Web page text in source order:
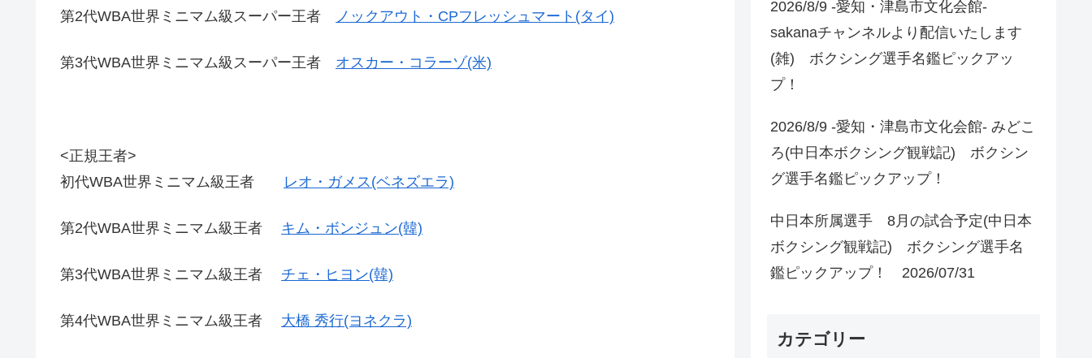
第2代WBA世界ミニマム級スーパー王者 ノックアウト・CPフレッシュマート(タイ)
第3代WBA世界ミニマム級スーパー王者 オスカー・コラーゾ(米)
<正規王者>
初代WBA世界ミニマム級王者 レオ・ガメス(ベネズエラ)
第2代WBA世界ミニマム級王者 キム・ボンジュン(韓)
第3代WBA世界ミニマム級王者 チェ・ヒヨン(韓)
第4代WBA世界ミニマム級王者 大橋 秀行(ヨネクラ)
2026/8/9 -愛知・津島市文化会館-
sakanaチャンネルより配信いたします
(雑) ボクシング選手名鑑ピックアッ
プ！
2026/8/9 -愛知・津島市文化会館- みどこ
ろ(中日本ボクシング観戦記) ボクシン
グ選手名鑑ピックアップ！
中日本所属選手 8月の試合予定(中日本
ボクシング観戦記) ボクシング選手名
鑑ピックアップ！ 2026/07/31
カテゴリー